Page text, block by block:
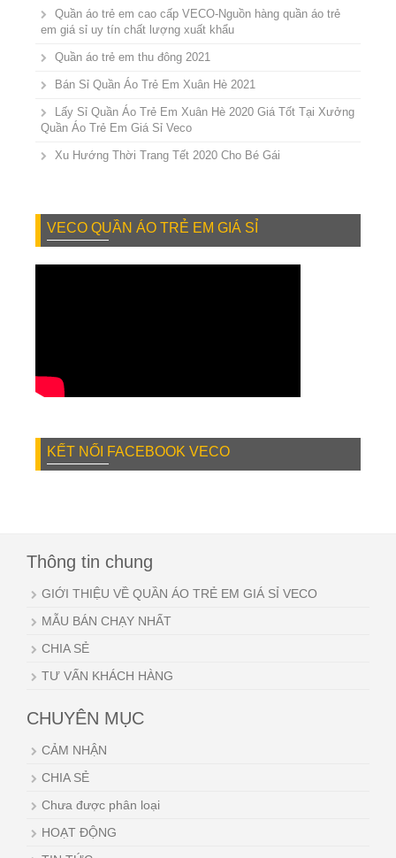
Quần áo trẻ em cao cấp VECO-Nguồn hàng quần áo trẻ
em giá sỉ uy tín chất lượng xuất khẩu
Quần áo trẻ em thu đông 2021
Bán Sỉ Quần Áo Trẻ Em Xuân Hè 2021
Lấy Sỉ Quần Áo Trẻ Em Xuân Hè 2020 Giá Tốt Tại Xưởng
Quần Áo Trẻ Em Giá Sỉ Veco
Xu Hướng Thời Trang Tết 2020 Cho Bé Gái
VECO QUẦN ÁO TRẺ EM GIÁ SỈ
KẾT NỐI FACEBOOK VECO
Thông tin chung
GIỚI THIỆU VỀ QUẦN ÁO TRẺ EM GIÁ SỈ VECO
MẪU BÁN CHẠY NHẤT
CHIA SẺ
TƯ VẤN KHÁCH HÀNG
CHUYÊN MỤC
CẢM NHẬN
CHIA SẺ
Chưa được phân loại
HOẠT ĐỘNG